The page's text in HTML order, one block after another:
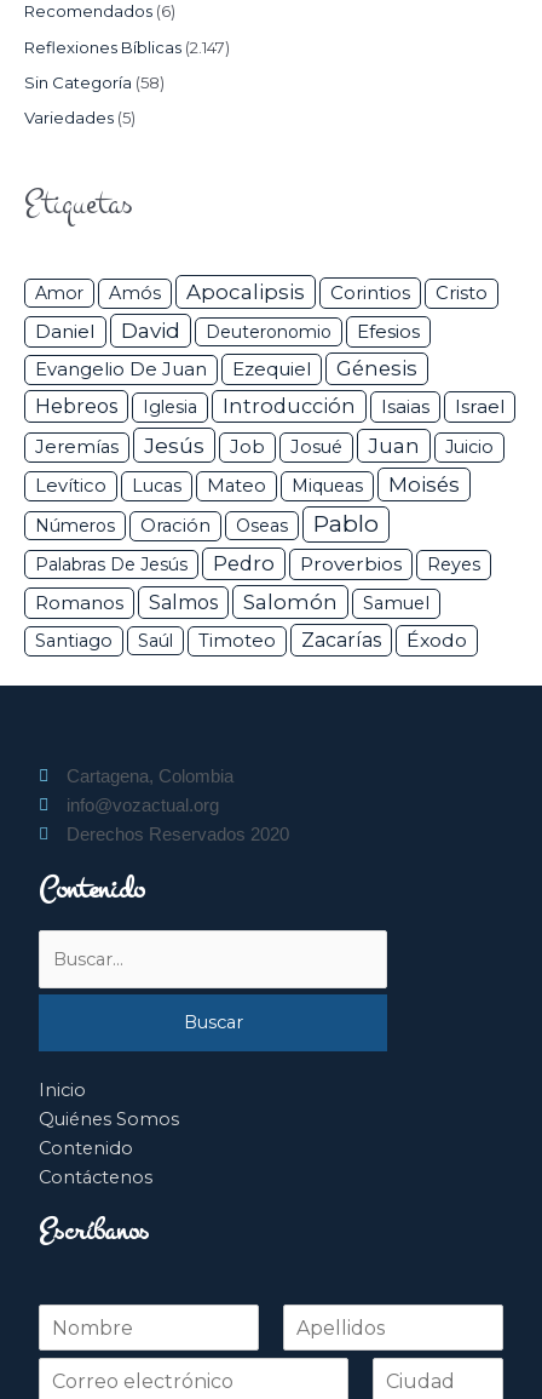
Recomendados (6)
Reflexiones Bíblicas (2.147)
Sin Categoría (58)
Variedades (5)
Etiquetas
Amor Amós Apocalipsis Corintios Cristo
Daniel David Deuteronomio Efesios
Evangelio De Juan Ezequiel
Génesis
Hebreos
Iglesia Introducción Isaias Israel
Jeremías Jesús Job Josué Juan
Juicio
Levítico
Lucas Mateo Miqueas Moisés
Números Oración Oseas Pablo
Palabras De Jesús Pedro Proverbios Reyes
Romanos Salmos Salomón
Samuel
Santiago
Saúl Timoteo Zacarías Éxodo
Cartagena, Colombia
info@vozactual.org
Derechos Reservados 2020
Contenido
por:
Inicio
Quiénes Somos
Contenido
Contáctenos
Escríbanos
N
m
Nombre Apellidos